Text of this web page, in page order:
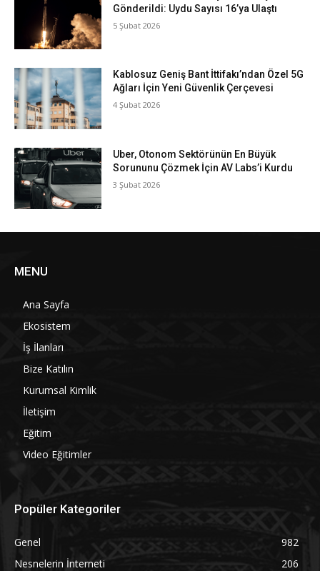
Gönderildi: Uydu Sayısı 16’ya Ulaştı
5 Şubat 2026
Kablosuz Geniş Bant İttifakı’ndan Özel 5G
Ağları İçin Yeni Güvenlik Çerçevesi
4 Şubat 2026
Uber, Otonom Sektörünün En Büyük
Sorununu Çözmek İçin AV Labs’i Kurdu
3 Şubat 2026
MENU
Ana Sayfa
Ekosistem
İş İlanları
Bize Katılın
Kurumsal Kimlik
İletişim
Eğitim
Video Eğitimler
Popüler Kategoriler
Genel
982
Nesnelerin İnterneti
206